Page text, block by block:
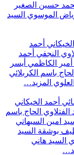
حسين الصغير
الموسوي السيد
أحمد
النجفي أحمد
أمير الكاظمي أيسر
الحاج باسم الكربلائي
المزيد…
أحمد الخيكاني
الفتلاوي الحاج باسم
امين السيهاتي
بوشقة السيد
السيد هاني